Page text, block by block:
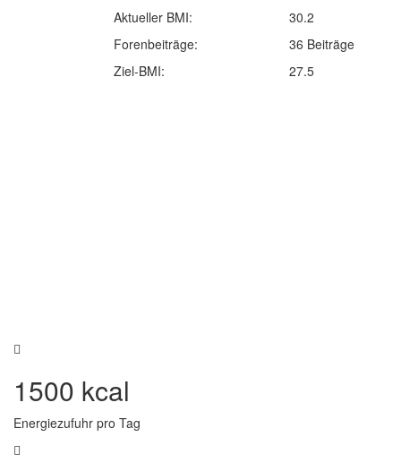
Aktueller BMI:
30.2
Forenbeiträge:
36 Beiträge
Ziel-BMI:
27.5
1500 kcal
Energiezufuhr pro Tag